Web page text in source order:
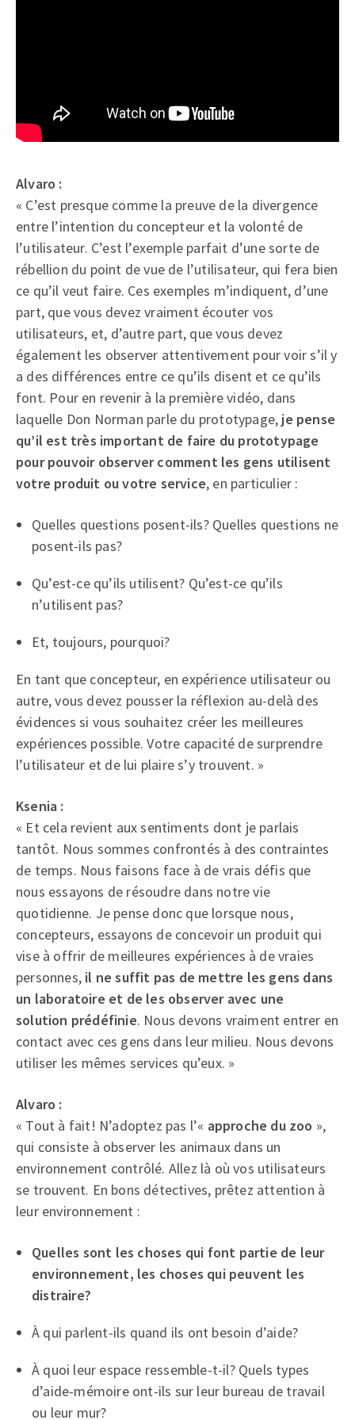
Alvaro :
« C’est presque comme la preuve de la divergence
entre l’intention du concepteur et la volonté de
l’utilisateur. C’est l’exemple parfait d’une sorte de
rébellion du point de vue de l’utilisateur, qui fera bien
ce qu’il veut faire. Ces exemples m’indiquent, d’une
part, que vous devez vraiment écouter vos
utilisateurs, et, d’autre part, que vous devez
également les observer attentivement pour voir s’il y
a des différences entre ce qu’ils disent et ce qu’ils
font. Pour en revenir à la première vidéo, dans
laquelle Don Norman parle du prototypage, je pense
qu’il est très important de faire du prototypage
pour pouvoir observer comment les gens utilisent
votre produit ou votre service, en particulier :
Quelles questions posent-ils? Quelles questions ne
posent-ils pas?
Qu’est-ce qu’ils utilisent? Qu’est-ce qu’ils
n’utilisent pas?
Et, toujours, pourquoi?
En tant que concepteur, en expérience utilisateur ou
autre, vous devez pousser la réflexion au-delà des
évidences si vous souhaitez créer les meilleures
expériences possible. Votre capacité de surprendre
l’utilisateur et de lui plaire s’y trouvent. »
Ksenia :
« Et cela revient aux sentiments dont je parlais
tantôt. Nous sommes confrontés à des contraintes
de temps. Nous faisons face à de vrais défis que
nous essayons de résoudre dans notre vie
quotidienne. Je pense donc que lorsque nous,
concepteurs, essayons de concevoir un produit qui
vise à offrir de meilleures expériences à de vraies
personnes, il ne suffit pas de mettre les gens dans
un laboratoire et de les observer avec une
solution prédéfinie. Nous devons vraiment entrer en
contact avec ces gens dans leur milieu. Nous devons
utiliser les mêmes services qu’eux. »
Alvaro :
« Tout à fait! N’adoptez pas l’« approche du zoo »,
qui consiste à observer les animaux dans un
environnement contrôlé. Allez là où vos utilisateurs
se trouvent. En bons détectives, prêtez attention à
leur environnement :
Quelles sont les choses qui font partie de leur
environnement, les choses qui peuvent les
distraire?
À qui parlent-ils quand ils ont besoin d’aide?
À quoi leur espace ressemble-t-il? Quels types
d’aide-mémoire ont-ils sur leur bureau de travail
ou leur mur?